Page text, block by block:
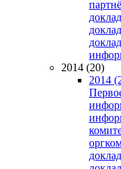
2014 (20)
2014